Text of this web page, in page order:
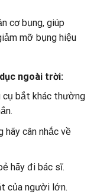
cơ bụng, giúp
mỡ bụng hiệu
ngoài trời:
cụ bắt khác thường
cân nhắc về
hãy đi bác sĩ.
của người lớn.